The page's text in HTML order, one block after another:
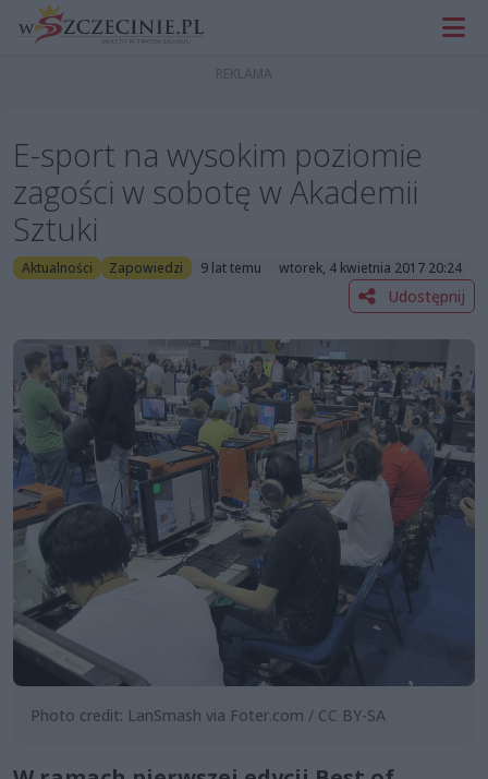
E-sport na wysokim poziomie
zagości w sobotę w Akademii
Sztuki
Aktualności Zapowiedzi 9 lat temu wtorek, 4 kwietnia 2017 20:24
Udostępnij
Photo credit: LanSmash via Foter.com / CC BY-SA